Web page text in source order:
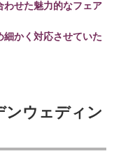
わせた魅力的なフェア
細かく対応させていた
ンウェディン